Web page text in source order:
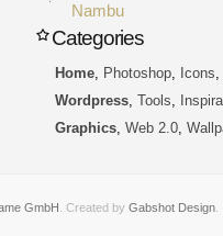
Nambu
Categories
Home Photoshop Icons
Wordpress Tools
Graphics Web 2.0
GmbH . Created by Gabshot Design